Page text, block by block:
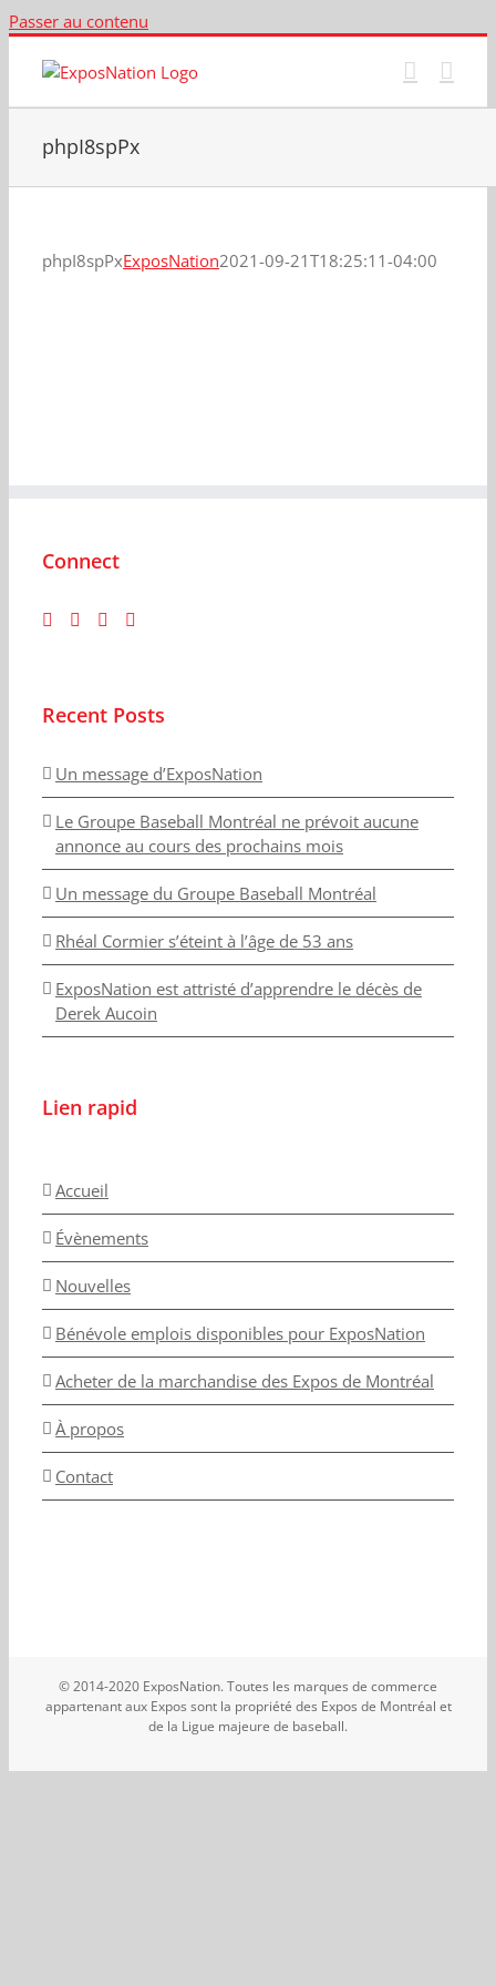
Passer au contenu
phpI8spPx
phpI8spPxExposNation2021-09-21T18:25:11-04:00
Connect
Recent Posts
Un message d’ExposNation
Le Groupe Baseball Montréal ne prévoit aucune
annonce au cours des prochains mois
Un message du Groupe Baseball Montréal
Rhéal Cormier s’éteint à l’âge de 53 ans
ExposNation est attristé d’apprendre le décès de
Derek Aucoin
Lien rapid
Accueil
Évènements
Nouvelles
Bénévole emplois disponibles pour ExposNation
Acheter de la marchandise des Expos de Montréal
À propos
Contact
© 2014-2020 ExposNation. Toutes les marques de commerce
appartenant aux Expos sont la propriété des Expos de Montréal et
de la Ligue majeure de baseball.